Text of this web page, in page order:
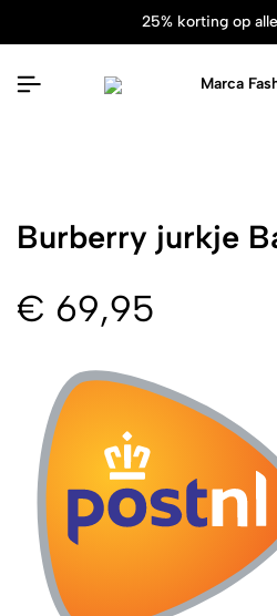
25% korting op
Burberry jurkje
€ 69,95